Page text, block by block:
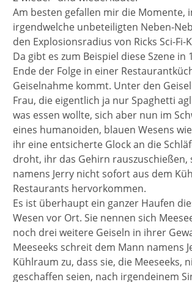
Am besten gefallen mir die Momente,
irgendwelche unbeteiligten Neben-
den Explosionsradius von Ricks Sci-Fi-
Da gibt es zum Beispiel diese Szene in
Ende der Folge in einer
Geiselnahme kommt. Unter den
Frau, die eigentlich ja nur Spaghetti
was essen wollte, sich aber nun im
eines humanoiden, blauen Wesens
ihr eine entsicherte Glock an die
droht, ihr das Gehirn rauszuschießen,
namens Jerry nicht sofort aus dem
Restaurants hervorkommen.
Es ist überhaupt ein ganzer Haufen
Wesen vor Ort. Sie nennen sich
noch drei weitere Geiseln in ihrer
Meeseeks schreit dem Mann namens
Kühlraum zu, dass sie, die Meeseeks,
geschaffen seien, nach irgendeinem